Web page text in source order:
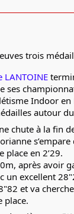
trois
LANTOINE
ses
Indoor en
autour
chute à la fin
s’empare
place en 2’29.
après avoir
un excellent
et va
place.